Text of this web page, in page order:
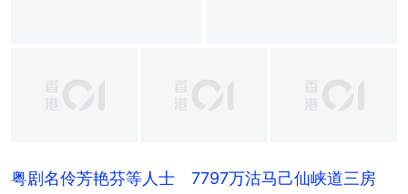
+3
粤剧名伶芳艳芬等人士 7797万沽马己仙峡道三房